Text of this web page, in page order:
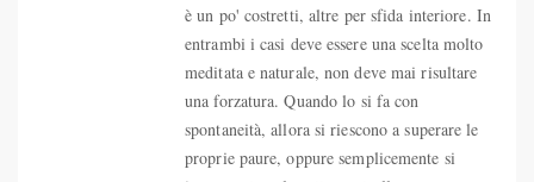
è un po' costretti, altre per sfida interiore. In
entrambi i casi deve essere una scelta molto
meditata e naturale, non deve mai risultare
una forzatura. Quando lo si fa con
spontaneità, allora si riescono a superare le
proprie paure, oppure semplicemente si